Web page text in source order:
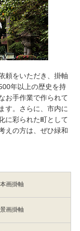
頼をいただき、掛軸
年以上の歴史を持
お手作業で作られて
す。さらに、市内に
に彩られた町として
えの方は、ぜひ緑和
画掛軸
画掛軸